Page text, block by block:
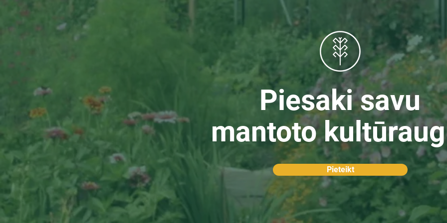
Piesaki savu
mantoto
Pieteikt